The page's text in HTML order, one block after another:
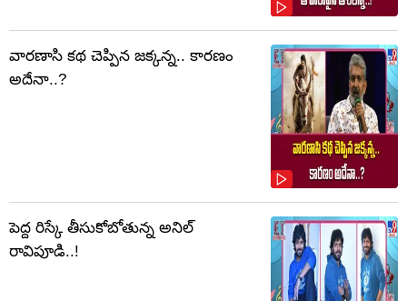
వారణాసి కథ చెప్పిన జక్కన్న.. కారణం
అదేనా..?
పెద్ద రిస్కే తీసుకోబోతున్న అనిల్
రావిపూడి..!